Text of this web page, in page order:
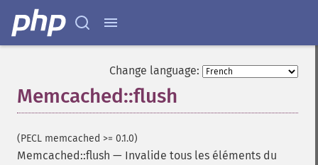
Change language:
Memcached::flush
(PECL memcached >= 0.1.0)
Memcached::flush — Invalide tous les éléments du